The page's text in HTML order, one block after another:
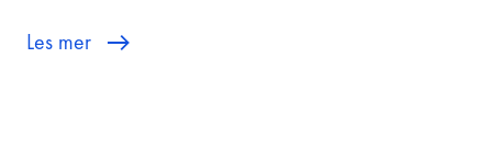
Les mer